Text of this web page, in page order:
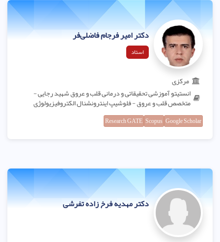
دکتر امیر فرجام فاضلی‌فر
استاد
مرکزی
انستیتو آموزشی تحقیقاتی و درمانی قلب و عروق شهید رجایی -
متخصص قلب و عروق - فلوشیپ اینترونشنال الکتروفیزیولوژی
Google Scholar
Scopus
Research GATE
دکتر مهدیه فرخ زاده تفرشی